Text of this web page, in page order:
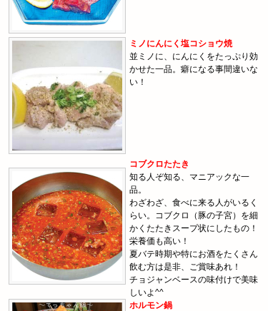
ミノにんにく塩コショウ焼
並ミノに、にんにくをたっぷり効
かせた一品。癖になる事間違いな
い！
コブクロたたき
知る人ぞ知る、マニアックな一
品。
わざわざ、食べに来る人がいるく
らい。コブクロ（豚の子宮）を細
かくたたきスープ状にしたもの！
栄養価も高い！
夏バテ時期や特にお酒をたくさん
飲む方は是非、ご賞味あれ！
チョジャンベースの味付けで美味
しいよ^^
ホルモン鍋